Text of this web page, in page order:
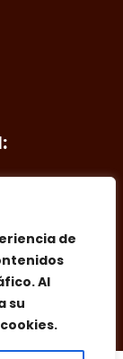
de
Al
su
Facebook Instagram